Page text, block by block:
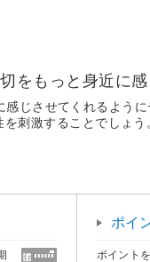
もっと身近に
じさせてくれるよう
刺激することでしょう
ポイ
ポイント